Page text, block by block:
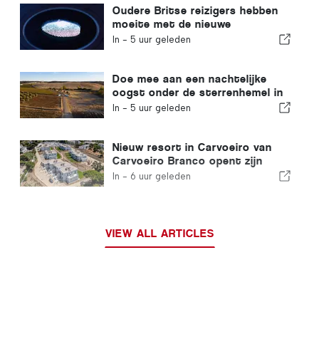
Oudere Britse reizigers hebben
moeite met de nieuwe
vingerafdrukcontroles van de
In - 5 uur geleden
Doe mee aan een nachtelijke
oogst onder de sterrenhemel in
de Alentejo
In - 5 uur geleden
Nieuw resort in Carvoeiro van
Carvoeiro Branco opent zijn
deuren
In - 6 uur geleden
VIEW ALL ARTICLES